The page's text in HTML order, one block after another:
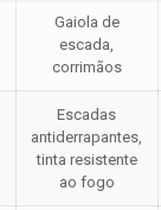
Gaiola de
escada,
corrimãos
Escadas
antiderrapantes,
tinta resistente
ao fogo